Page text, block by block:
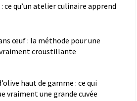
ce qu’un atelier culinaire apprend
œuf : la méthode pour une
croustillante
haut de gamme : ce qui
vraiment une grande cuvée